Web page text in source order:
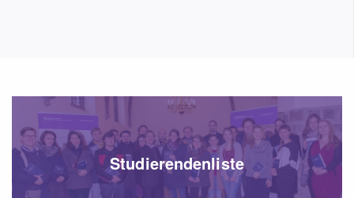
Studierendenliste